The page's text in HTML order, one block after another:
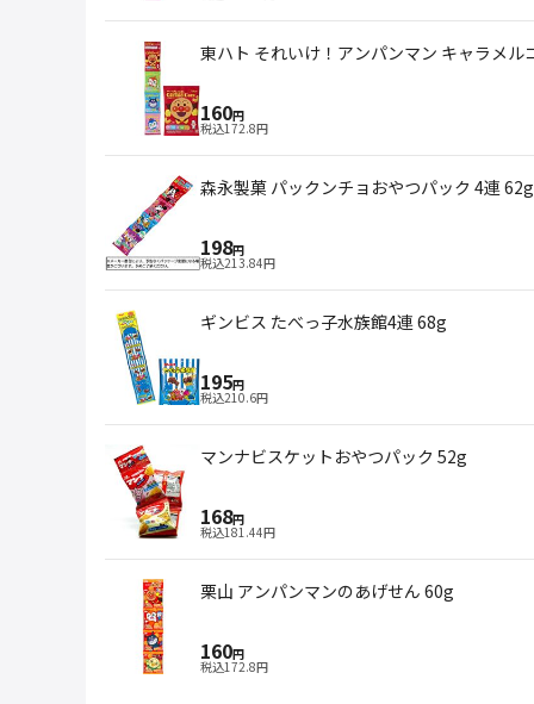
東ハト それいけ！アンパンマン キャラメル
160円
税込172.8円
森永製菓 パックンチョおやつパック 4連 62g
198円
税込213.84円
ギンビス たべっ子水族館4連 68g
195円
税込210.6円
マンナビスケットおやつパック 52g
168円
税込181.44円
栗山 アンパンマンのあげせん 60g
160円
税込172.8円